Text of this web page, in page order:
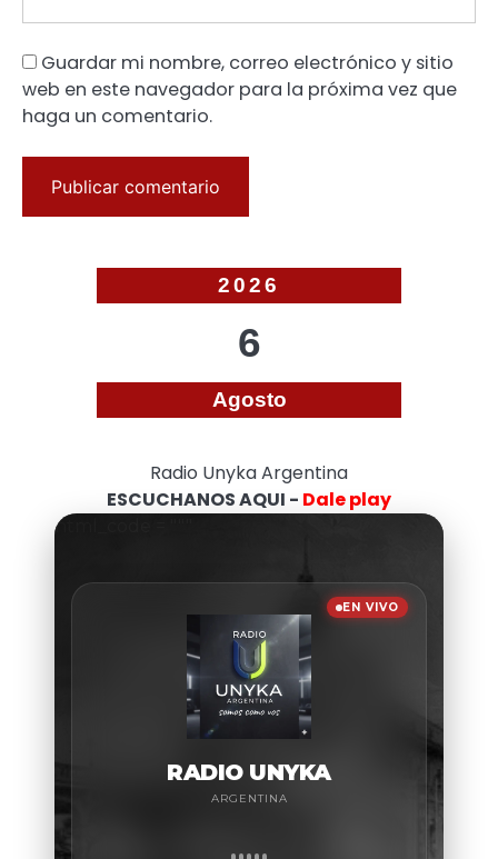
Guardar mi nombre, correo electrónico y sitio
web en este navegador para la próxima vez que
haga un comentario.
2026
6
Agosto
Radio Unyka Argentina
ESCUCHANOS AQUI - Dale play